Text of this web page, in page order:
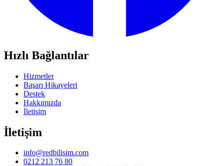
Hızlı Bağlantılar
Hizmetler
Başarı Hikayeleri
Destek
Hakkımızda
İletişim
İletişim
info@redbilisim.com
0212 213 76 80